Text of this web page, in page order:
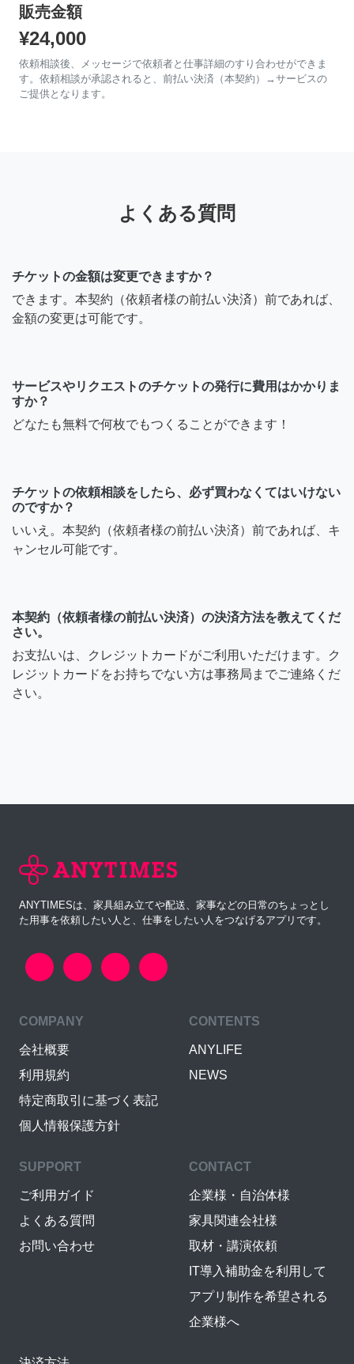
販売金額
¥24,000
依頼相談後、メッセージで依頼者と仕事詳細のすり合わせができま
す。依頼相談が承認されると、前払い決済（本契約）→サービスの
ご提供となります。
よくある質問
チケットの金額は変更できますか？
できます。本契約（依頼者様の前払い決済）前であれば、
金額の変更は可能です。
サービスやリクエストのチケットの発行に費用はかかりま
すか？
どなたも無料で何枚でもつくることができます！
チケットの依頼相談をしたら、必ず買わなくてはいけない
のですか？
いいえ。本契約（依頼者様の前払い決済）前であれば、キ
ャンセル可能です。
本契約（依頼者様の前払い決済）の決済方法を教えてくだ
さい。
お支払いは、クレジットカードがご利用いただけます。ク
レジットカードをお持ちでない方は事務局までご連絡くだ
さい。
ANYTIMESは、家具組み立てや配送、家事などの日常のちょっとし
た用事を依頼したい人と、仕事をしたい人をつなげるアプリです。
COMPANY
会社概要
利用規約
特定商取引に基づく表記
個人情報保護方針
CONTENTS
ANYLIFE
NEWS
SUPPORT
ご利用ガイド
よくある質問
お問い合わせ
CONTACT
企業様・自治体様
家具関連会社様
取材・講演依頼
IT導入補助金を利用して
アプリ制作を希望される
企業様へ